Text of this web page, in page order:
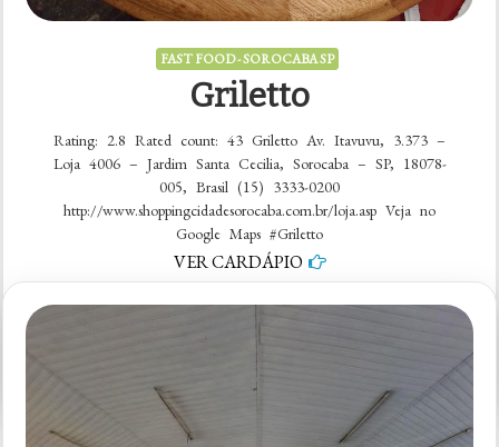
FAST FOOD - SOROCABA SP
Griletto
Rating: 2.8 Rated count: 43 Griletto Av. Itavuvu, 3.373 –
Loja 4006 – Jardim Santa Cecilia, Sorocaba – SP, 18078-
005, Brasil (15) 3333-0200
http://www.shoppingcidadesorocaba.com.br/loja.asp Veja no
Google Maps #Griletto
VER CARDÁPIO